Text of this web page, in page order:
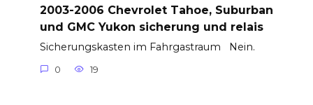
2003-2006 Chevrolet Tahoe, Suburban
und GMC Yukon sicherung und relais
Sicherungskasten im Fahrgastraum Nein.
0 19